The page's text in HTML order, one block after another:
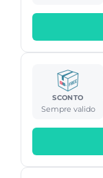
SCONTO
Sempre valido